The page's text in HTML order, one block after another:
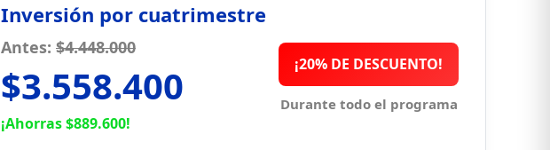
Inversión por cuatrimestre
Antes: $4.448.000
$3.558.400
¡Ahorras $889.600!
¡20% DE DESCUENTO!
Durante todo el programa